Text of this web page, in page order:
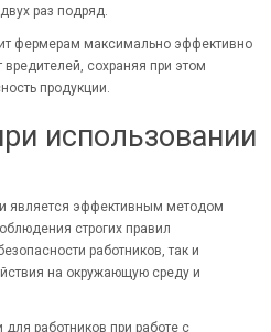
раз подряд.
фермерам максимально эффективно
сохраняя при этом
продукции.
использовании
является эффективным методом
строгих правил
работников, так и
на окружающую среду и
работников при работе с